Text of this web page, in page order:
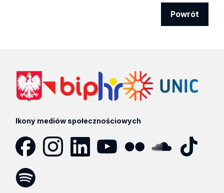
Powrót
Ikony mediów społecznościowych